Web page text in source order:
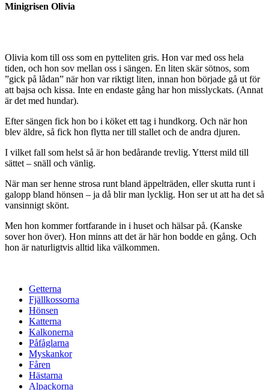
Minigrisen Olivia
Olivia kom till oss som en pytteliten gris. Hon var med oss hela
tiden, och hon sov mellan oss i sängen. En liten skär sötnos, som
”gick på lådan” när hon var riktigt liten, innan hon började gå ut för
att bajsa och kissa. Inte en endaste gång har hon misslyckats. (Annat
är det med hundar).
Efter sängen fick hon bo i köket ett tag i hundkorg. Och när hon
blev äldre, så fick hon flytta ner till stallet och de andra djuren.
I vilket fall som helst så är hon bedårande trevlig. Ytterst mild till
sättet – snäll och vänlig.
När man ser henne strosa runt bland äppelträden, eller skutta runt i
galopp bland hönsen – ja då blir man lycklig. Hon ser ut att ha det så
vansinnigt skönt.
Men hon kommer fortfarande in i huset och hälsar på. (Kanske
sover hon över). Hon minns att det är här hon bodde en gång. Och
hon är naturligtvis alltid lika välkommen.
Getterna
Fjällkossorna
Hönsen
Katterna
Kalkonerna
Påfåglarna
Myskankor
Fåren
Hästarna
Alpackorna